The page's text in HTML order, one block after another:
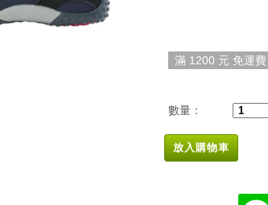
滿 1200 元 免運費
數量：
放入購物車